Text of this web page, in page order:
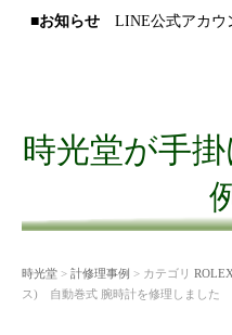
■お知らせ LINE公式アカウ
時光堂が手
時光堂 > 計修理事例 > カテゴリ ROLEX
ス) 自動巻式 腕時計を修理しました